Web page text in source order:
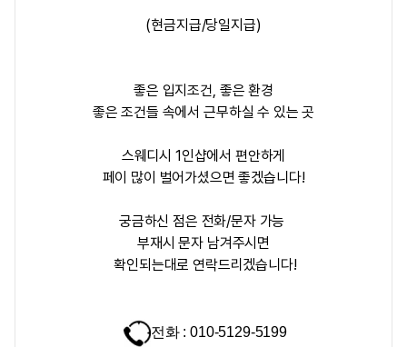
(현금지급/당일지급)
좋은 입지조건, 좋은 환경
좋은 조건들 속에서 근무하실 수 있는 곳
스웨디시 1인샵에서 편안하게
페이 많이 벌어가셨으면 좋겠습니다!
궁금하신 점은 전화/문자 가능
부재시 문자 남겨주시면
확인되는대로 연락드리겠습니다!
전화 : 010-5129-5199